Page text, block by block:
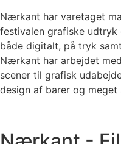
Nærkant har varetaget
festivalen grafiske
både digitalt, på tryk
Nærkant har arbejdet
scener til grafisk
design af barer og meget